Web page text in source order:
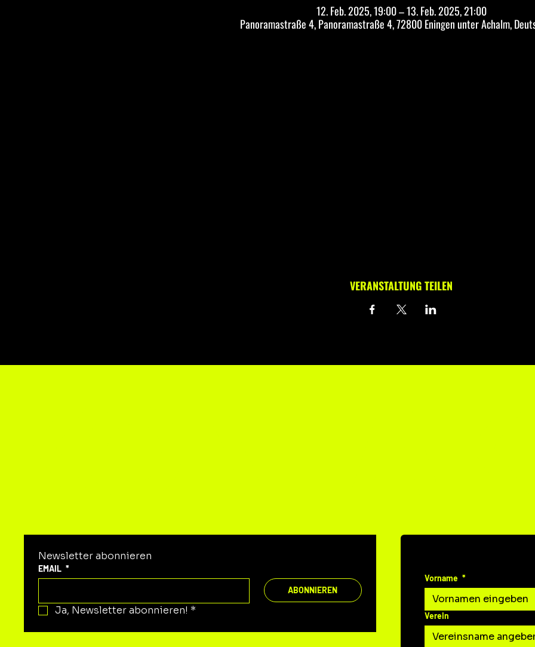
12. Feb. 2025, 19:00 – 13. Feb. 2025, 21:00
Panoramastraße 4, Panoramastraße 4, 72800 Eningen unter Achalm,
VERANSTALTUNG TEILEN
Newsletter abonnieren
EMAIL *
ABONNIEREN
Ja, Newsletter abonnieren! *
Vorname *
Verein